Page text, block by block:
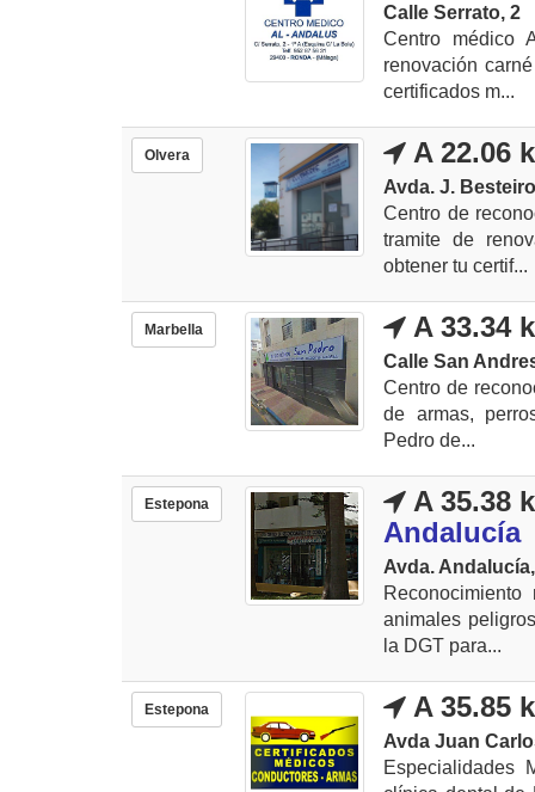
Calle Serrato, 2
Centro médico
renovación
certificados m...
Olvera A 22.06
Avda. J.
Centro de
tramite de
obtener tu certif...
Marbella A 33.34
Calle San
Centro de
de armas,
Pedro de...
Estepona
A 35.38
Andalucía
Avda.
animales
la DGT para...
Estepona A 35.85
Avda Juan
Especialidades